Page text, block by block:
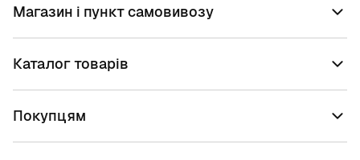
Магазин і пункт самовивозу
Каталог товарів
Покупцям